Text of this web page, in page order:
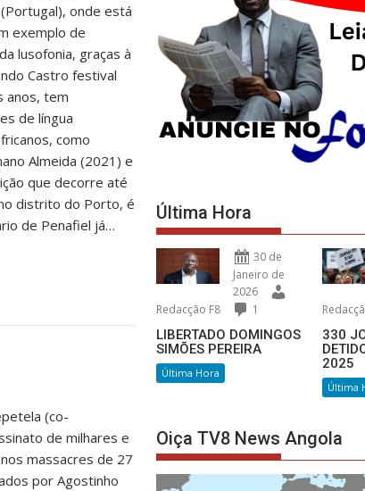
onde está
exemplo de
lusofonia, graças à
Castro festival
anos, tem
de língua
como
Almeida (2021) e
que decorre até
distrito do Porto, é
de Penafiel já…
(co-
de milhares e
massacres de 27
por Agostinho
Última Hora
30 de
Janeiro de
2026
Redacção F8
1
LIBERTADO DOMINGOS
SIMÕES PEREIRA
Última Hora
330
2025
Última
Oiça TV8 News Angola